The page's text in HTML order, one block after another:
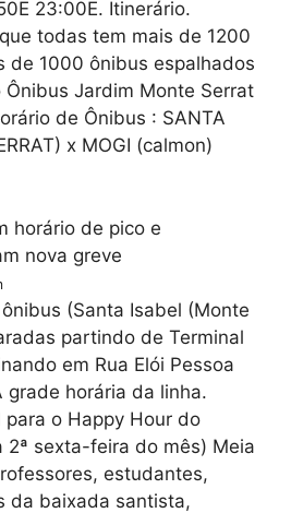
23:00E. Itinerário.
todas tem mais de 1200
de 1000 ônibus espalhados
Ônibus Jardim Monte Serrat
de Ônibus : SANTA
x MOGI (calmon)
(Santa Isabel (Monte
partindo de Terminal
em Rua Elói Pessoa
grade horária da linha.
para o Happy Hour do
2ª sexta-feira do mês) Meia
estudantes,
da baixada santista,